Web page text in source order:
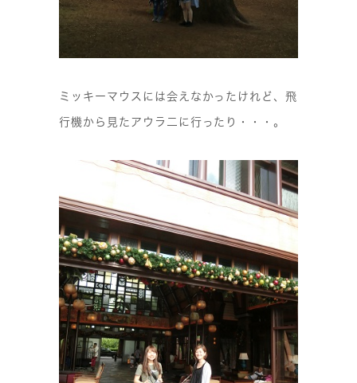
ミッキーマウスには会えなかったけれど、飛
行機から見たアウラ二に行ったり・・・。